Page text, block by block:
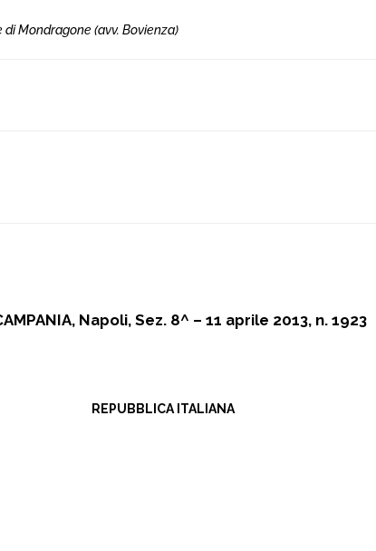
di Mondragone (avv. Bovienza)
Napoli, Sez. 8^ – 11 aprile 2013, n. 1923
REPUBBLICA ITALIANA